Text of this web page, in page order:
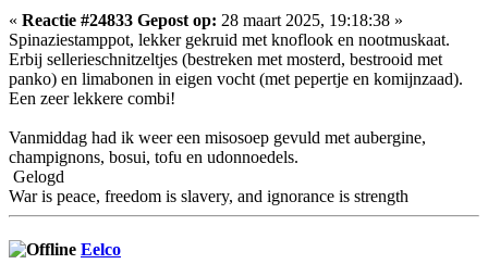
« Reactie #24833 Gepost op: 28 maart 2025, 19:18:38 »
Spinaziestamppot, lekker gekruid met knoflook en nootmuskaat.
Erbij sellerieschnitzeltjes (bestreken met mosterd, bestrooid met
panko) en limabonen in eigen vocht (met pepertje en komijnzaad).
Een zeer lekkere combi!
Vanmiddag had ik weer een misosoep gevuld met aubergine,
champignons, bosui, tofu en udonnoedels.
Gelogd
War is peace, freedom is slavery, and ignorance is strength
Eelco